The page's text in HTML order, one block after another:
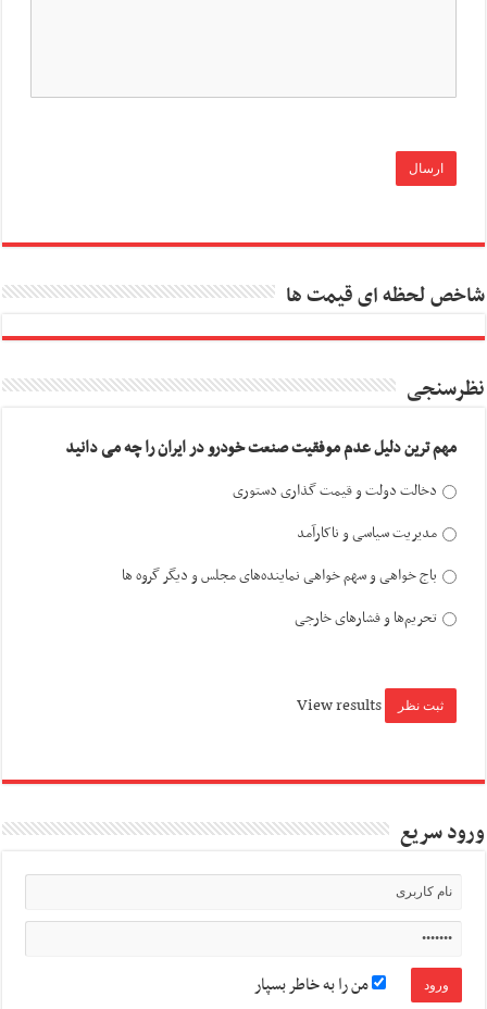
شاخص لحظه ای قیمت ها
نظرسنجی
مهم ترین دلیل عدم موفقیت صنعت خودرو در ایران را چه می دانید
دخالت دولت و قیمت گذاری دستوری
مدیریت سیاسی و ناکارآمد
باج خواهی و سهم خواهی نماینده‌های مجلس و دیگر گروه ها
تحریم‌ها و فشارهای خارجی
View results
ورود سریع
من را به خاطر بسپار